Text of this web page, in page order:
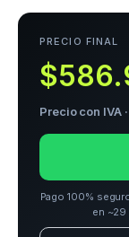
→
PRECIO FINAL
Precio con IVA
Pago 100%
en ~29